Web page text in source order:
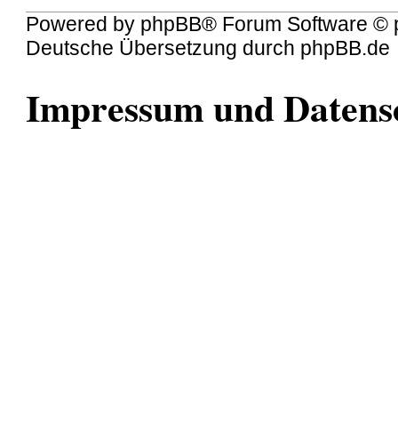
Powered by phpBB® Forum Software ©
Deutsche Übersetzung durch phpBB.de
Impressum und